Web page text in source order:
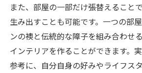
また、部屋の一部だけ張替えること
生み出すことも可能です。一つの部
ンの襖と伝統的な障子を組み合わせ
インテリアを作ることができます。
参考に、自分自身の好みやライフス